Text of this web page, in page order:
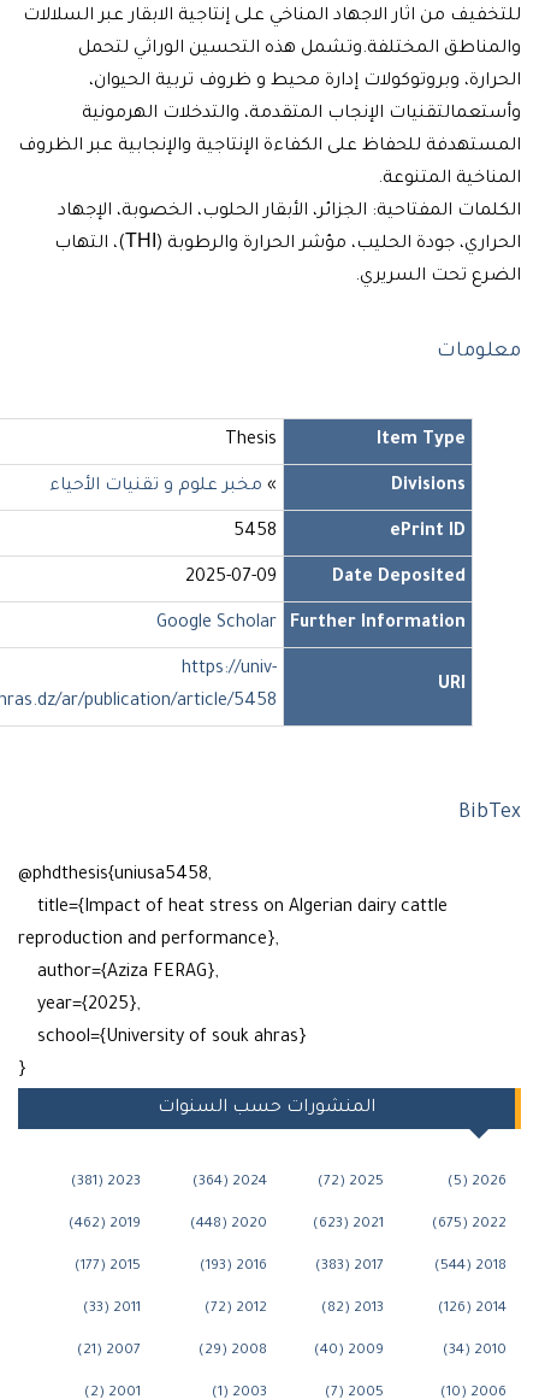
من اثار الاجهاد المناخي على إنتاجية الابقار عبر السلالات
المختلفة.وتشمل هذه التحسين الوراثي لتحمل
وبروتوكولات إدارة محيط و ظروف تربية الحيوان،
الإنجاب المتقدمة، والتدخلات الهرمونية
للحفاظ على الكفاءة الإنتاجية والإنجابية عبر الظروف
المتنوعة.
المفتاحية: الجزائر، الأبقار الحلوب، الخصوبة، الإجهاد
الحراري، جودة الحليب، مؤشر الحرارة والرطوبة (ТНІ)، التهاب
تحت السريري.
Item Type
Divisions مخبر علوم و تقنيات الأحياء
ePrint ID
Date Deposited
2025-07-09
Further Information
Google Scholar
https://univ-
soukahras.dz/ar/publication/article/5458
@phdthesis{uniusa5458,
title={Impact of heat stress on Algerian dairy cattle
reproduction and performance},
author={Aziza FERAG},
year={2025},
school={University of souk ahras}
المنشورات حسب السنوات
2024 (364)
2023 (381)
2021 (623)
2020 (448)
2019 (462)
2017 (383)
2016 (193)
2013 (82)
2012 (72)
2008 (29)